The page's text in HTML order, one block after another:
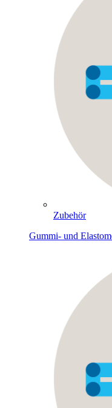
Zubehör
Gummi- und